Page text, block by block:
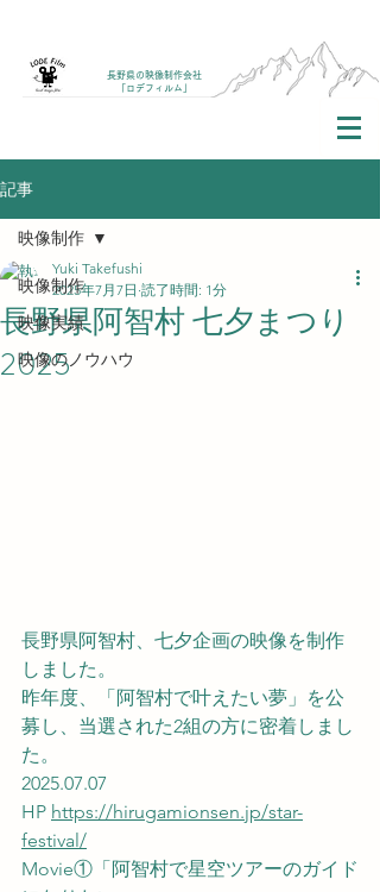
長野県の映像制作会社
「ロデフィルム」
記事
映像制作
映像実績
映像のノウハウ
映像制作
長野県阿智村 七夕まつり
2025
Yuki Takefushi
2025年7月7日 読了時間: 1分
長野県阿智村、七夕企画の映像を制作
しました。
昨年度、「阿智村で叶えたい夢」を公
募し、当選された2組の方に密着しまし
た。
2025.07.07
HP https://hirugamionsen.jp/star-
festival/
Movie①「阿智村で星空ツアーのガイド